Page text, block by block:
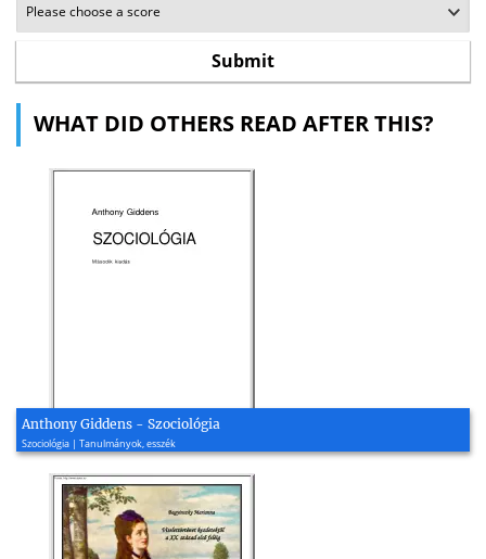
WHAT DID OTHERS READ AFTER THIS?
Anthony Giddens - Szociológia
Szociológia | Tanulmányok, esszék